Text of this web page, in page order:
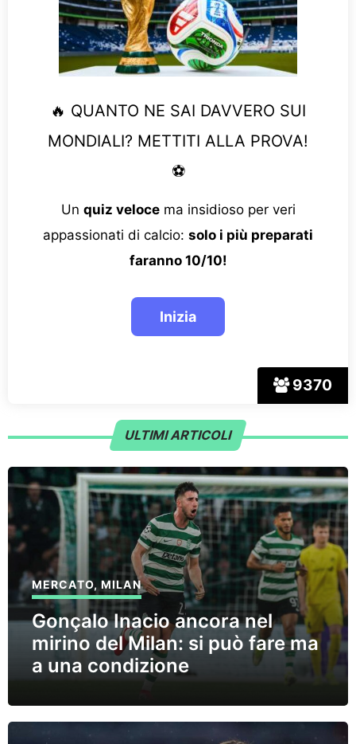
9370
🔥 QUANTO NE SAI DAVVERO SUI
MONDIALI? METTITI ALLA PROVA!
⚽
Un quiz velocema insidioso per veri
appassionati di calcio: solo i più preparati
faranno 10/10!
ULTIMI ARTICOLI
MERCATO,MILAN
Gonçalo Inacio ancora nel
mirino del Milan: si può fare ma
a una condizione